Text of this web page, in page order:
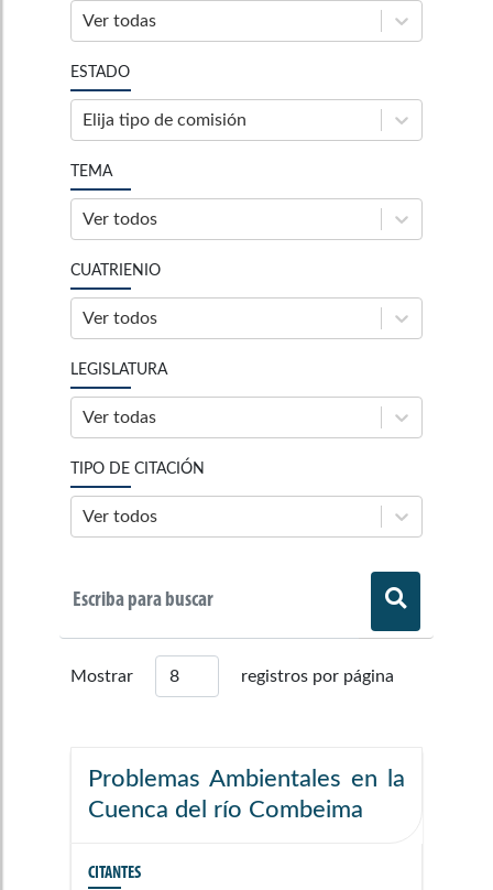
Ver todas
ESTADO
Elija tipo de comisión
TEMA
Ver todos
CUATRIENIO
Ver todos
LEGISLATURA
Ver todas
TIPO DE CITACIÓN
Ver todos
Mostrar registros por página
Problemas Ambientales en la
Cuenca del río Combeima
CITANTES